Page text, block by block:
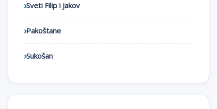
Sveti Filip i Jakov
Pakoštane
Sukošan